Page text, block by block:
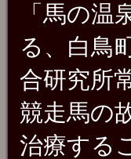
「馬の
る、白鳥
合研究所
競走馬の
治療する